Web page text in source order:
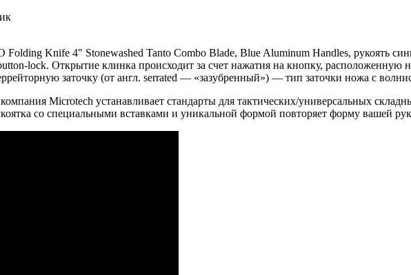
Knife 4" Stonewashed Tanto Combo Blade, Blue Aluminum Handles, рукоять
lock. Открытие клинка происходит за счет нажатия на кнопку,
заточку (от англ. serrated — «зазубренный») — тип заточки ножа с
Microtech устанавливает стандарты для тактических/универсальных
со специальными вставками и уникальной формой повторяет форму вашей